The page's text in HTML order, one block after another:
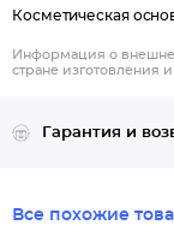
Косметическая
Информация о
стране изготовления
Гарантия и
Все похожие